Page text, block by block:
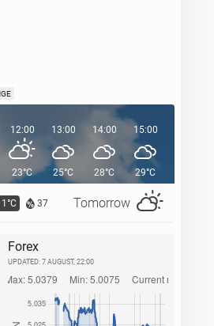
37 Tomorrow
12:00
23°C
13:00
25°C
14:00
28°C
15:00
29°C
Forex
UPDATED: 7 AUGUST, 22:00